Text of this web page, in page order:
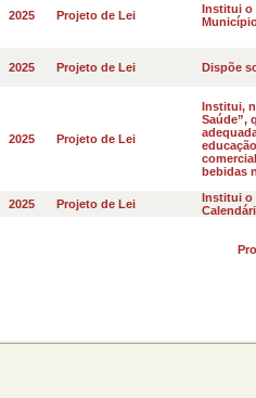
2025 Projeto de Lei
Institui o
2025 Projeto de Lei Dispõe
2025 Projeto de Lei
Institui,
Saúde”,
bebidas
2025 Projeto de Lei
Institui o